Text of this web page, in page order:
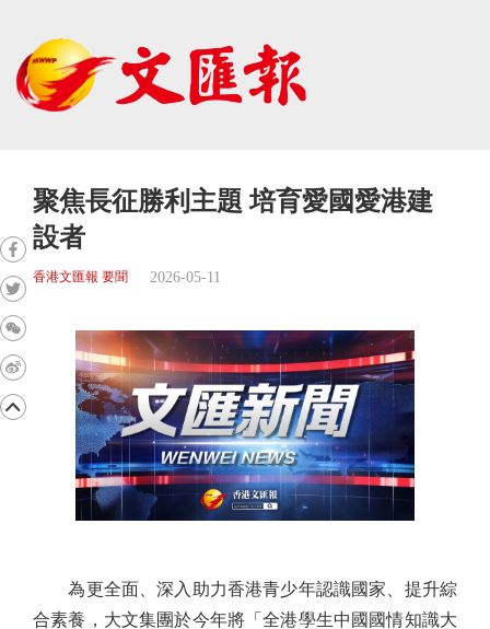
聚焦長征勝利主題 培育愛國愛港建
設者
香港文匯報 要聞 2026-05-11
為更全面、深入助力香港青少年認識國家、提升綜
合素養，大文集團於今年將「全港學生中國國情知識大